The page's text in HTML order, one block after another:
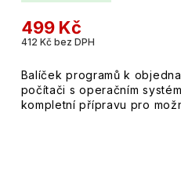
412 Kč bez DPH
499 Kč
Balíček programů k
počítači s operačním
kompletní přípravu pro